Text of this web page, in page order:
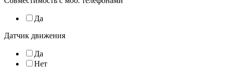
Да
Датчик движения
Да
Нет